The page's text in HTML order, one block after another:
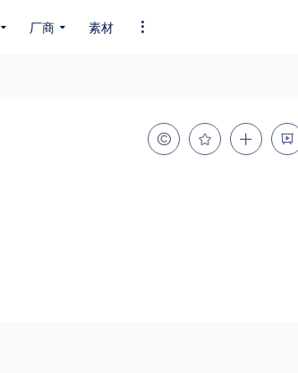
BIG5 SHIFT-JIS
厂商 素材